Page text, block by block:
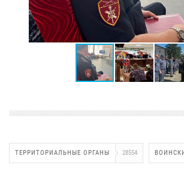
ТЕРРИТОРИАЛЬНЫЕ ОРГАНЫ 28554